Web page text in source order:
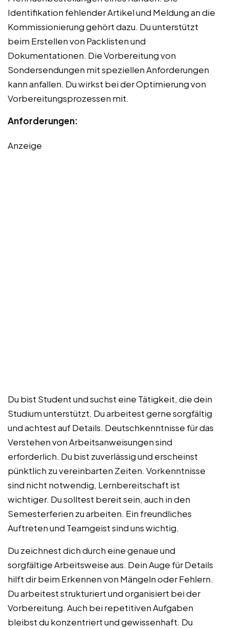
Identifikation fehlender Artikel und Meldung an die
Kommissionierung gehört dazu. Du unterstützt
beim Erstellen von Packlisten und
Dokumentationen. Die Vorbereitung von
Sondersendungen mit speziellen Anforderungen
kann anfallen. Du wirkst bei der Optimierung von
Vorbereitungsprozessen mit.
Anforderungen:
Anzeige
Du bist Student und suchst eine Tätigkeit, die dein
Studium unterstützt. Du arbeitest gerne sorgfältig
und achtest auf Details. Deutschkenntnisse für das
Verstehen von Arbeitsanweisungen sind
erforderlich. Du bist zuverlässig und erscheinst
pünktlich zu vereinbarten Zeiten. Vorkenntnisse
sind nicht notwendig, Lernbereitschaft ist
wichtiger. Du solltest bereit sein, auch in den
Semesterferien zu arbeiten. Ein freundliches
Auftreten und Teamgeist sind uns wichtig.
Du zeichnest dich durch eine genaue und
sorgfältige Arbeitsweise aus. Dein Auge für Details
hilft dir beim Erkennen von Mängeln oder Fehlern.
Du arbeitest strukturiert und organisiert bei der
Vorbereitung. Auch bei repetitiven Aufgaben
bleibst du konzentriert und gewissenhaft. Du